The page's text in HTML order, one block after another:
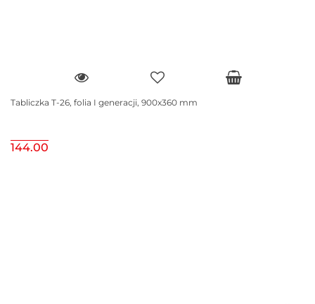
Tabliczka T-26, folia I generacji, 900x360 mm
144.00